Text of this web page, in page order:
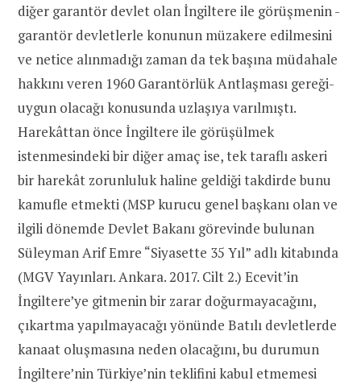
diğer garantör devlet olan İngiltere ile görüşmenin -
garantör devletlerle konunun müzakere edilmesini
ve netice alınmadığı zaman da tek başına müdahale
hakkını veren 1960 Garantörlük Antlaşması gereği-
uygun olacağı konusunda uzlaşıya varılmıştı.
Harekâttan önce İngiltere ile görüşülmek
istenmesindeki bir diğer amaç ise, tek taraflı askeri
bir harekât zorunluluk haline geldiği takdirde bunu
kamufle etmekti (MSP kurucu genel başkanı olan ve
ilgili dönemde Devlet Bakanı görevinde bulunan
Süleyman Arif Emre “Siyasette 35 Yıl” adlı kitabında
(MGV Yayınları. Ankara. 2017. Cilt 2.) Ecevit’in
İngiltere’ye gitmenin bir zarar doğurmayacağını,
çıkartma yapılmayacağı yönünde Batılı devletlerde
kanaat oluşmasına neden olacağını, bu durumun
İngiltere’nin Türkiye’nin teklifini kabul etmemesi